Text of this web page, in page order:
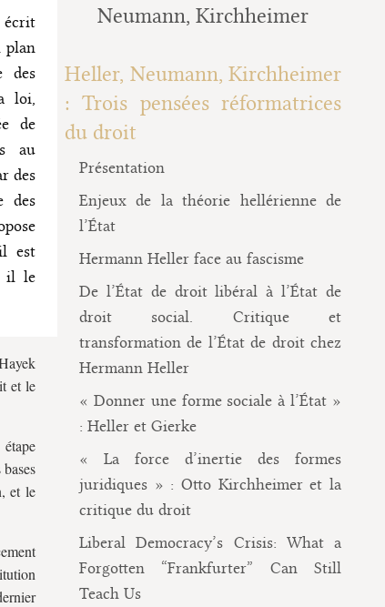
écrit
plan
des
loi,
de
au
des
des
est
il le
et le
et le
Neumann, Kirchheimer
Heller, Neumann, Kirchheimer
: Trois pensées réformatrices
du droit
Présentation
Enjeux de la théorie hellérienne de
l’État
Hermann Heller face au fascisme
De l’État de droit libéral à l’État de
droit social. Critique et
transformation de l’État de droit chez
Hermann Heller
« Donner une forme sociale à l’État »
: Heller et Gierke
« La force d’inertie des formes
juridiques » : Otto Kirchheimer et la
critique du droit
Liberal Democracy’s Crisis: What a
Forgotten “Frankfurter” Can Still
Teach Us